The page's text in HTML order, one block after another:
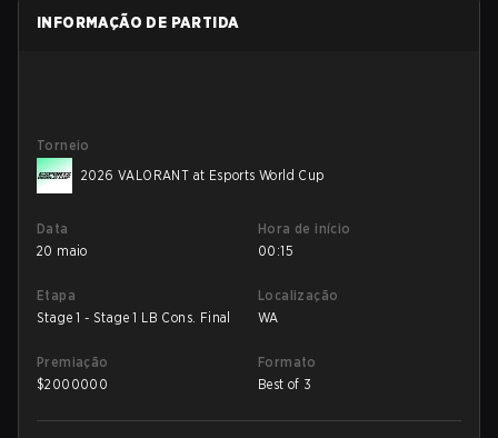
INFORMAÇÃO DE PARTIDA
Torneio
2026 VALORANT at Esports World Cup
Data
20 maio
Hora de início
00:15
Etapa
Stage 1 - Stage 1 LB Cons. Final
Localização
WA
Premiação
$2000000
Formato
Best of 3